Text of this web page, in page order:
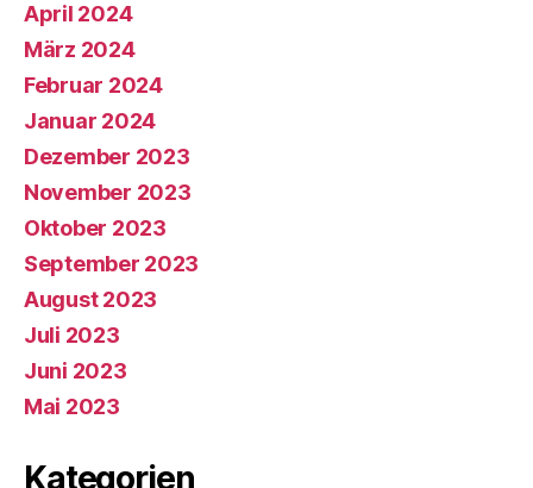
April 2024
März 2024
Februar 2024
Januar 2024
Dezember 2023
November 2023
Oktober 2023
September 2023
August 2023
Juli 2023
Juni 2023
Mai 2023
Kategorien